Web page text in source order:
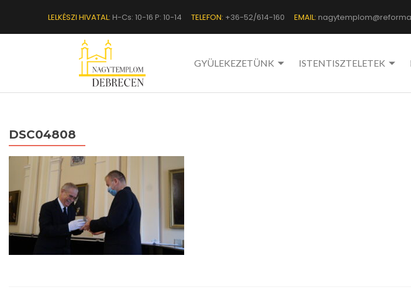
LELKÉSZI HIVATAL: H-Cs: 10-16 P: 10-14 TELEFON: +36-52/614-160 EMAIL:
GYÜLEKEZETÜNK ISTENTISZTELETEK
DSC04808